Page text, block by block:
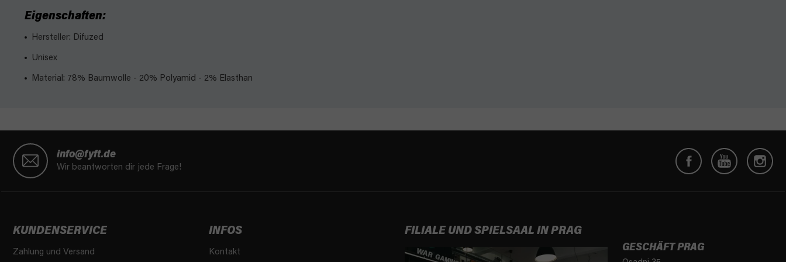
Eigenschaften:
Hersteller: Difuzed
Unisex
Material: 78% Baumwolle - 20% Polyamid - 2% Elasthan
info@fyft.de
Wir beantworten dir jede Frage!
KUNDENSERVICE
Zahlung und Versand
INFOS
Kontakt
FILIALE UND SPIELSAAL IN PRAG
GESCHÄFT PRAG